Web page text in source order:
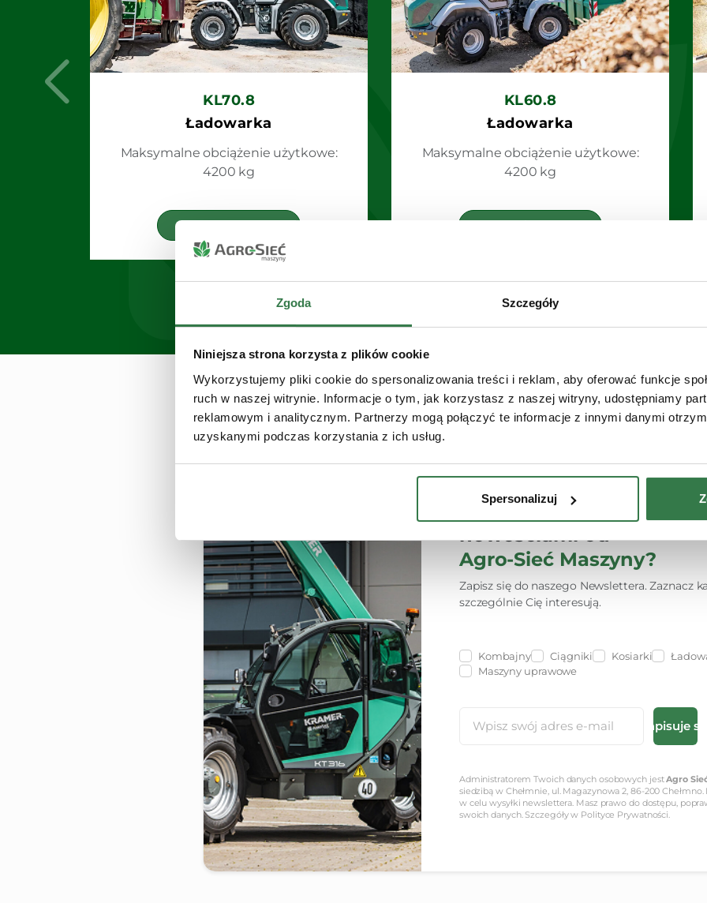
Zgoda Szczegóły
Niniejsza strona korzysta z plików cookie
Wykorzystujemy pliki cookie do spersonalizowania treści i reklam, aby oferować funkcje
ruch w naszej witrynie. Informacje o tym, jak korzystasz z naszej witryny, udostępniamy
reklamowym i analitycznym. Partnerzy mogą połączyć te informacje z innymi danymi
uzyskanymi podczas korzystania z ich usług.
Spersonalizuj
KL70.8
Ładowarka
Maksymalne obciążenie użytkowe:
4200 kg
Zobacz
KL60.8
Ładowarka
Maksymalne obciążenie użytkowe:
4200 kg
Zobacz
Chcesz być na bieżąco z
nowościami od
Agro-Sieć Maszyny?
Zapisz się do naszego Newslettera. Zaznacz
szczególnie Cię interesują.
Kombajny Ciągniki Kosiarki
Maszyny uprawowe
Administratorem Twoich danych osobowych jestAgro
siedzibą w Chełmnie, ul. Magazynowa 2, 86-200
w celu wysyłki newslettera. Masz prawo do dostępu,
swoich danych. Szczegóły w Polityce Prywatności.